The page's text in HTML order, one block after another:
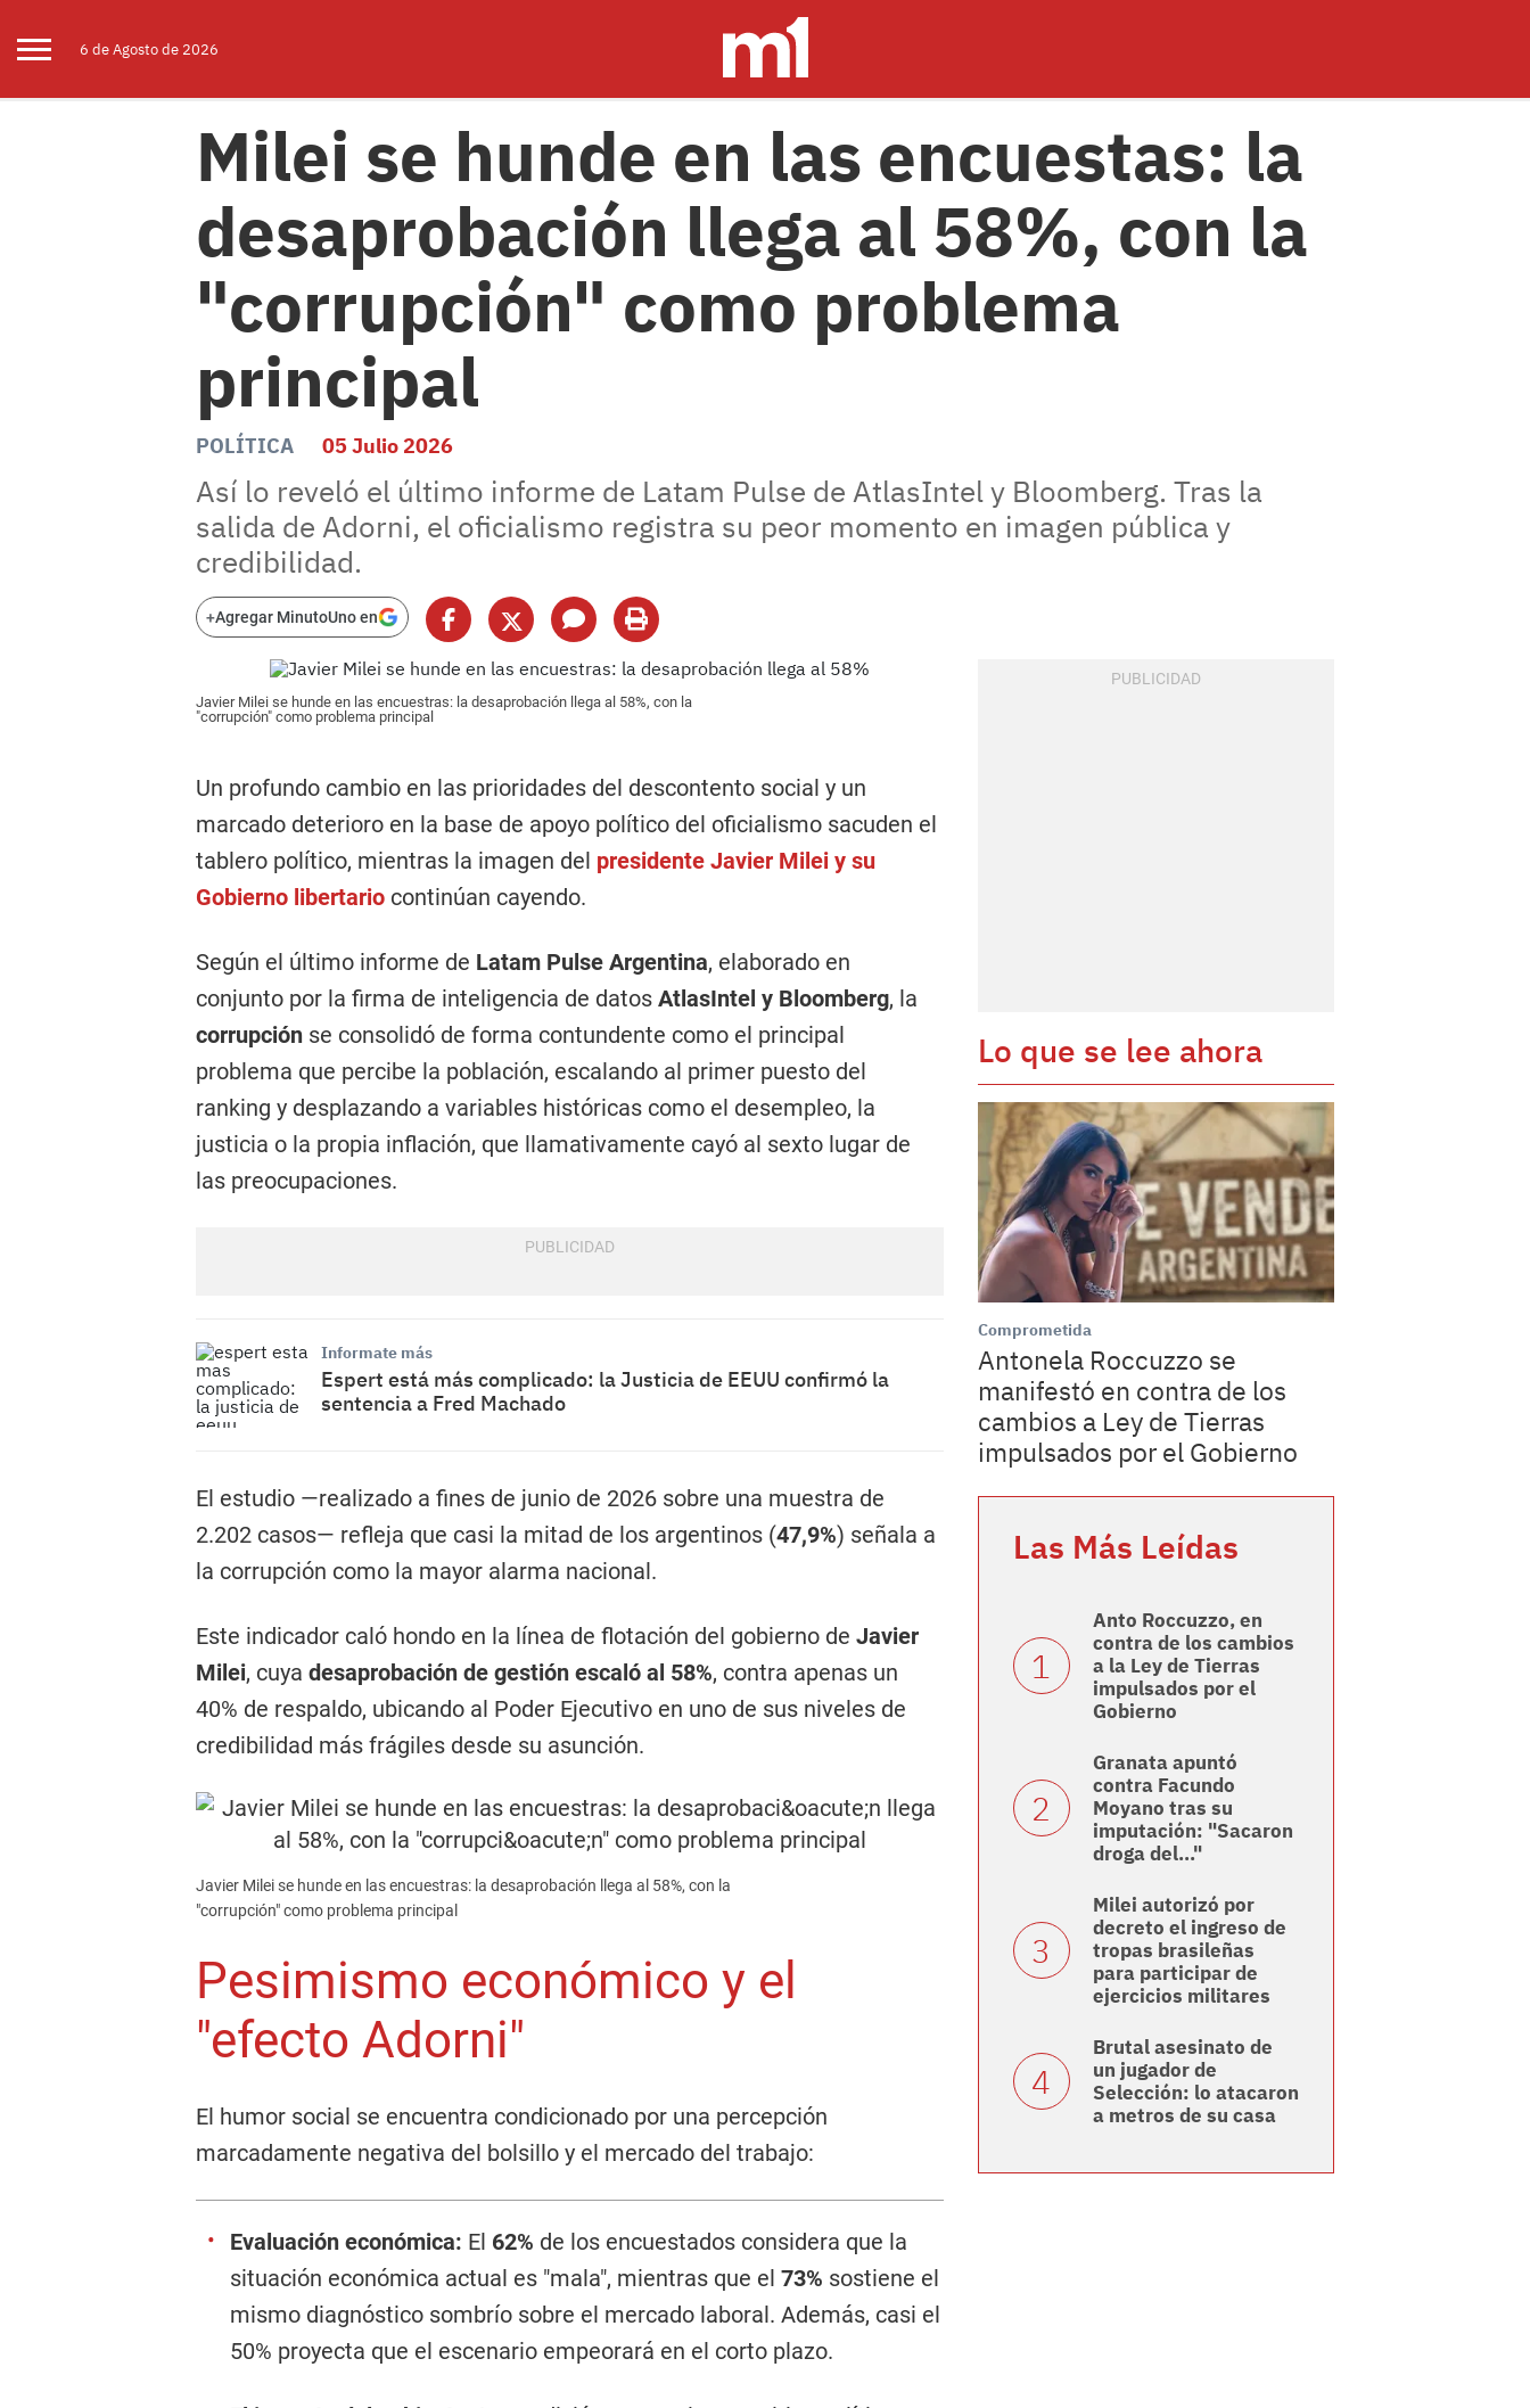
6 deAgostode 2026
Milei se hunde en las encuestas: la
desaprobación llega al 58%, con la
"corrupción" como problema
principal
POLÍTICA 05 Julio 2026
Así lo reveló el último informe de Latam Pulse de AtlasIntel y Bloomberg. Tras la
salida de Adorni, el oficialismo registra su peor momento en imagen pública y
credibilidad.
+Agregar MinutoUno en
Javier Milei se hunde en las encuestras: la desaprobación llega al 58%, con la
"corrupción" como problema principal
Un profundo cambio en las prioridades del descontento social y un
marcado deterioro en la base de apoyo político del oficialismo sacuden el
tablero político, mientras la imagen del presidente Javier Milei y su
Gobierno libertario continúan cayendo.
Según el último informe de Latam Pulse Argentina, elaborado en
conjunto por la firma de inteligencia de datos AtlasIntel y Bloomberg, la
corrupción se consolidó de forma contundente como el principal
problema que percibe la población, escalando al primer puesto del
ranking y desplazando a variables históricas como el desempleo, la
justicia o la propia inflación, que llamativamente cayó al sexto lugar de
las preocupaciones.
Informate más
Espert está más complicado: la Justicia de EEUU confirmó la
sentencia a Fred Machado
El estudio —realizado a fines de junio de 2026 sobre una muestra de
2.202 casos— refleja que casi la mitad de los argentinos (47,9%) señala a
la corrupción como la mayor alarma nacional.
Este indicador caló hondo en la línea de flotación del gobierno de Javier
Milei, cuya desaprobación de gestión escaló al 58%, contra apenas un
40% de respaldo, ubicando al Poder Ejecutivo en uno de sus niveles de
credibilidad más frágiles desde su asunción.
Javier Milei se hunde en las encuestras: la desaprobación llega al 58%, con la
"corrupción" como problema principal
Pesimismo económico y el
"efecto Adorni"
El humor social se encuentra condicionado por una percepción
marcadamente negativa del bolsillo y el mercado del trabajo:
Evaluación económica: El 62% de los encuestados considera que la
situación económica actual es "mala", mientras que el 73% sostiene el
mismo diagnóstico sombrío sobre el mercado laboral. Además, casi el
50% proyecta que el escenario empeorará en el corto plazo.
Lo que se lee ahora
Comprometida
Antonela Roccuzzo se
manifestó en contra de los
cambios a Ley de Tierras
impulsados por el Gobierno
Las Más Leídas
Anto Roccuzzo, en
contra de los cambios
a la Ley de Tierras
impulsados por el
Gobierno
Granata apuntó
contra Facundo
Moyano tras su
imputación: "Sacaron
droga del..."
Milei autorizó por
decreto el ingreso de
tropas brasileñas
para participar de
ejercicios militares
Brutal asesinato de
un jugador de
Selección: lo atacaron
a metros de su casa